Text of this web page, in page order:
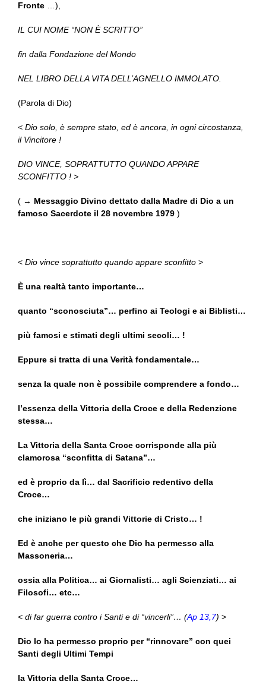
Fronte …),
IL CUI NOME “NON È SCRITTO”
fin dalla Fondazione del Mondo
NEL LIBRO DELLA VITA DELL’AGNELLO IMMOLATO.
(Parola di Dio)
< Dio solo, è sempre stato, ed è ancora, in ogni circostanza,
il Vincitore !
DIO VINCE, SOPRATTUTTO QUANDO APPARE
SCONFITTO ! >
( → Messaggio Divino dettato dalla Madre di Dio a un
famoso Sacerdote il 28 novembre 1979 )
< Dio vince soprattutto quando appare sconfitto >
È una realtà tanto importante…
quanto “sconosciuta”… perfino ai Teologi e ai Biblisti…
più famosi e stimati degli ultimi secoli… !
Eppure si tratta di una Verità fondamentale…
senza la quale non è possibile comprendere a fondo…
l’essenza della Vittoria della Croce e della Redenzione
stessa…
La Vittoria della Santa Croce corrisponde alla più
clamorosa “sconfitta di Satana”…
ed è proprio da lì… dal Sacrificio redentivo della
Croce…
che iniziano le più grandi Vittorie di Cristo… !
Ed è anche per questo che Dio ha permesso alla
Massoneria…
ossia alla Politica… ai Giornalisti… agli Scienziati… ai
Filosofi… etc…
< di far guerra contro i Santi e di “vincerli”… (Ap 13,7) >
Dio lo ha permesso proprio per “rinnovare” con quei
Santi degli Ultimi Tempi
la Vittoria della Santa Croce…